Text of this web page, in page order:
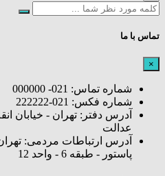
تماس با ما
×
شماره تماس: 021- 000000
شماره فکس: 021-222222
آدرس دفتر: تهران - خیابان
عدالت
آدرس ارتباطات مردمی:
پاستور - طبقه 6 - واحد 12